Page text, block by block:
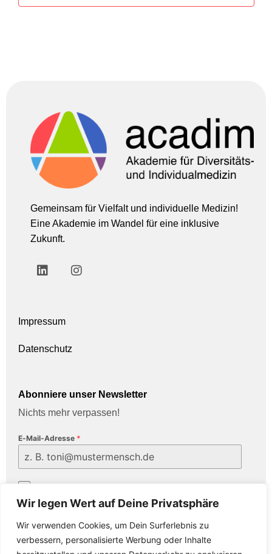
Wir legen Wert auf Deine Privatsphäre
Wir verwenden Cookies, um Dein Surferlebnis zu
verbessern, personalisierte Werbung oder Inhalte
Gemeinsam für Vielfalt und individuelle Medizin!
Eine Akademie im Wandel für eine inklusive
Zukunft.
Impressum
Datenschutz
Abonniere unser Newsletter
Nichts mehr verpassen!
E-Mail-Adresse *
Ja, ich stimme derDatenschutzerklärungzu.